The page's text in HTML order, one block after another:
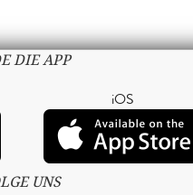
DIE APP
iOS
UNS